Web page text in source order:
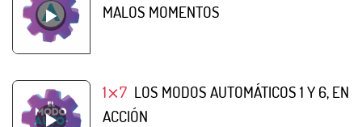
MALOS MOMENTOS
1⨯7 LOS MODOS AUTOMÁTICOS 1 Y 6, EN
ACCIÓN